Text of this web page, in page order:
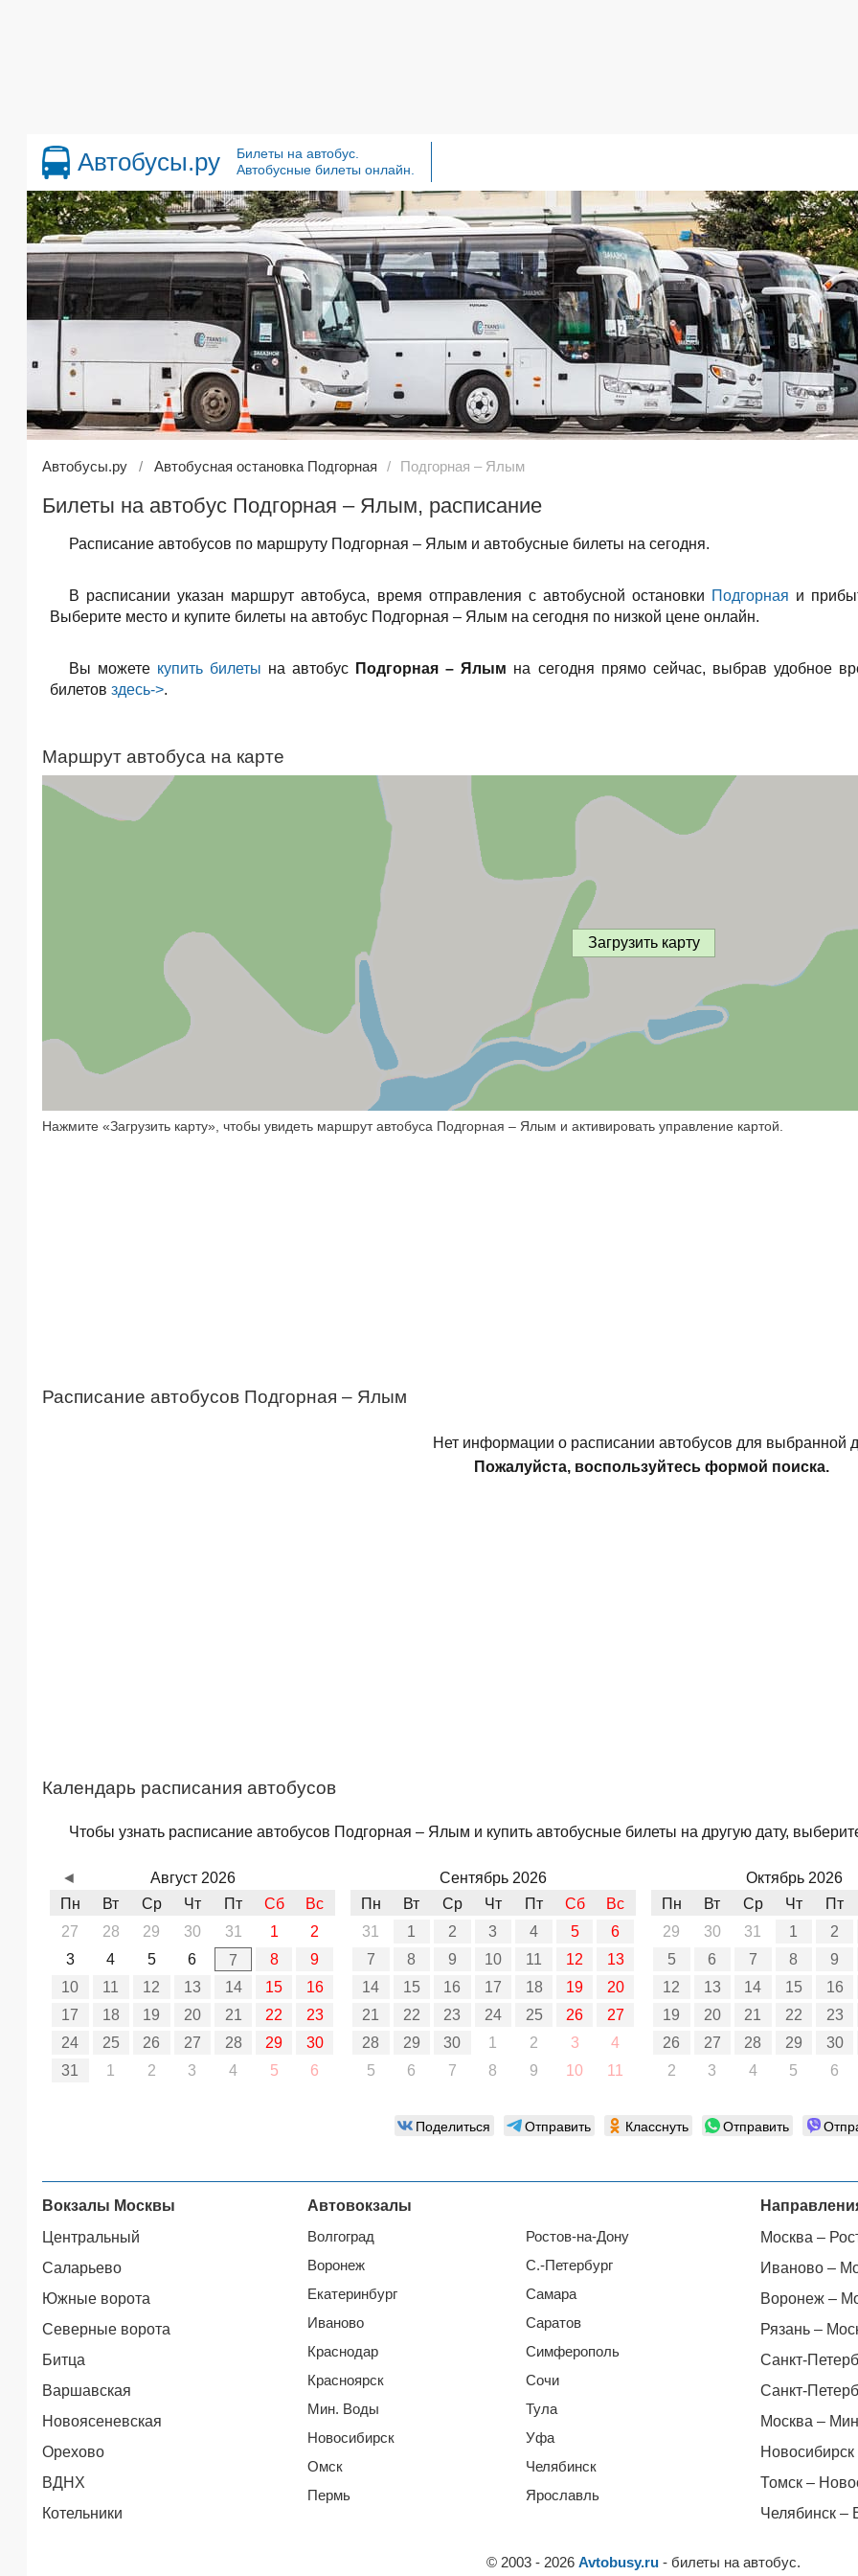
Автобусы.ру
Билеты на автобус.
Автобусные билеты онлайн.
Автобусы.ру Автобусная остановка Подгорная Подгорная – Ялым
Билеты на автобус Подгорная – Ялым, расписание
Расписание автобусов по маршруту Подгорная – Ялым и автобусные билеты на сегодня.
В расписании указан маршрут автобуса, время отправления с автобусной остановки Подгорная и
Выберите место и купите билеты на автобус Подгорная – Ялым на сегодня по низкой цене онлайн.
Вы можете купить билеты на автобус Подгорная – Ялым на сегодня прямо сейчас, выбрав удобное
билетов здесь->.
Маршрут автобуса на карте
Загрузить карту
Нажмите «Загрузить карту», чтобы увидеть маршрут автобуса Подгорная – Ялым и активировать управление картой.
Расписание автобусов Подгорная – Ялым
Нет информации о расписании автобусов для выбранной
Пожалуйста, воспользуйтесь формой поиска.
Календарь расписания автобусов
Чтобы узнать расписание автобусов Подгорная – Ялым и купить автобусные билеты на другую дату,
Август 2026
Пн
Вт Ср Чт Пт Сб
Вс
27
28 29 30 31 1
2
3
4 5 6 7 8
9
10
11 12 13 14 15
16
17
18 19 20 21 22
23
24
25 26 27 28 29
30
31
1 2 3 4 5 6
Сентябрь 2026
Пн
Вт Ср Чт Пт Сб
Вс
31
1 2 3 4 5
6
7
8 9 10 11 12
13
14
15 16 17 18 19
20
21
22 23 24 25 26
27
28
29 30 1 2 3
4
5
6 7 8 9 10 11
Октябрь 2026
Пн
Вт Ср Чт
Пт
29
30 31 1
2
5
6 7 8
9
12
13 14 15
16
19
20 21 22
23
26
27 28 29
30
2
3 4 5 6
◄
Поделиться Отправить Класснуть Отправить
Вокзалы Москвы
Центральный
Саларьево
Южные ворота
Северные ворота
Битца
Варшавская
Новоясеневская
Орехово
ВДНХ
Котельники
Автовокзалы
Волгоград
Воронеж
Екатеринбург
Иваново
Краснодар
Красноярск
Мин. Воды
Новосибирск
Омск
Пермь
Ростов-на-Дону
С.-Петербург
Самара
Саратов
Симферополь
Сочи
Тула
Уфа
Челябинск
Ярославль
Москва –
Иваново –
Воронеж –
Рязань –
Санкт-
Санкт-
Москва –
Томск –
Челябинск –
© 2003 - 2026 Avtobusy.ru - билеты на автобус.